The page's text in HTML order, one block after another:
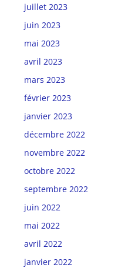
juillet 2023
juin 2023
mai 2023
avril 2023
mars 2023
février 2023
janvier 2023
décembre 2022
novembre 2022
octobre 2022
septembre 2022
juin 2022
mai 2022
avril 2022
janvier 2022